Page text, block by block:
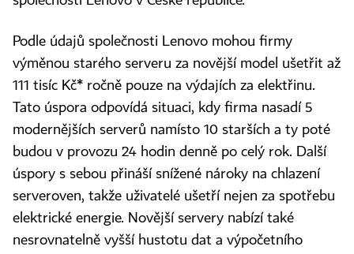
Podle údajů společnosti Lenovo mohou firmy
výměnou starého serveru za novější model ušetřit až
111 tisíc Kč* ročně pouze na výdajích za elektřinu.
Tato úspora odpovídá situaci, kdy firma nasadí 5
modernějších serverů namísto 10 starších a ty poté
budou v provozu 24 hodin denně po celý rok. Další
úspory s sebou přináší snížené nároky na chlazení
serveroven, takže uživatelé ušetří nejen za spotřebu
elektrické energie. Novější servery nabízí také
nesrovnatelně vyšší hustotu dat a výpočetního